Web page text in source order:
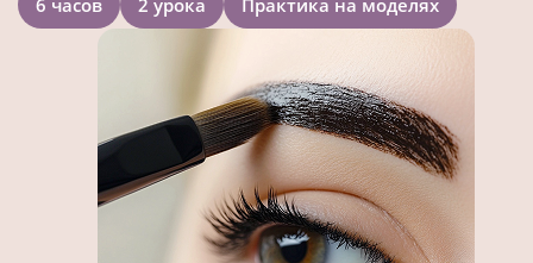
6 часов 2 урока Практика на моделях